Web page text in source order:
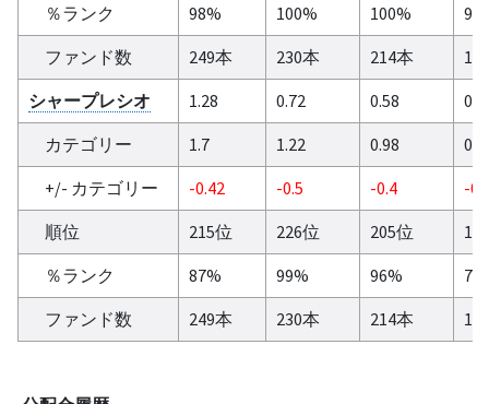
％ランク
98% 100% 100%
ファンド数
249本 230本 214本
シャープレシオ
1.28 0.72 0.58
0.8
カテゴリー
1.7 1.22 0.98
+/- カテゴリー
-0.42 -0.5 -0.4
-
順位
215位 226位 205位
％ランク
87% 99% 96%
ファンド数
249本 230本 214本